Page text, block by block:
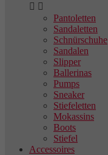
 
Pantoletten
Sandaletten
Schnürschuhe
Sandalen
Slipper
Ballerinas
Pumps
Sneaker
Stiefeletten
Mokassins
Boots
Stiefel
Accessoires